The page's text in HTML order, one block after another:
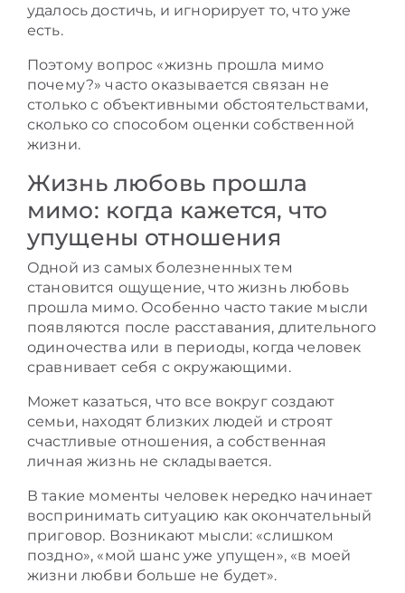
удалось достичь, и игнорирует то, что уже
есть.
Поэтому вопрос «жизнь прошла мимо
почему?» часто оказывается связан не
столько с объективными обстоятельствами,
сколько со способом оценки собственной
жизни.
Жизнь любовь прошла
мимо: когда кажется, что
упущены отношения
Одной из самых болезненных тем
становится ощущение, что жизнь любовь
прошла мимо. Особенно часто такие мысли
появляются после расставания, длительного
одиночества или в периоды, когда человек
сравнивает себя с окружающими.
Может казаться, что все вокруг создают
семьи, находят близких людей и строят
счастливые отношения, а собственная
личная жизнь не складывается.
В такие моменты человек нередко начинает
воспринимать ситуацию как окончательный
приговор. Возникают мысли: «слишком
поздно», «мой шанс уже упущен», «в моей
жизни любви больше не будет».